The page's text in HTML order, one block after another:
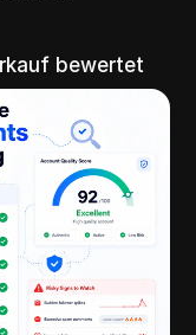
bewertet